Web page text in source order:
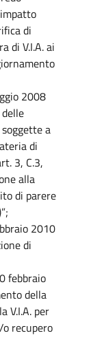
di
di V.I.A. ai
2008
a
di
3, C.3,
alla
di parere
2010
di
febbraio
della
V.I.A. per
recupero